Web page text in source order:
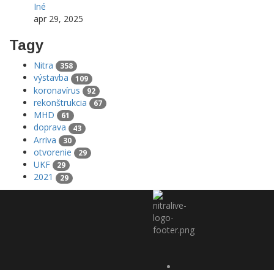
Iné
apr 29, 2025
Tagy
Nitra 358
výstavba 109
koronavírus 92
rekonštrukcia 67
MHD 61
doprava 43
Arriva 30
otvorenie 29
UKF 29
2021 29